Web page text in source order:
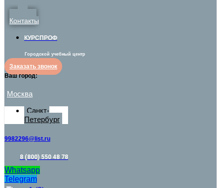
Контакты
КУРСПРОФ
Городской учебный центр
Заказать звонок
Ваш город:
Москва
Санкт-
Петербург
9982296@list.ru
8 (800) 550 48 78
Whatsapp
Telegram